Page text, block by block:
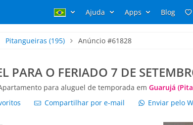
Ajuda Apps Blog
Pitangueiras (195) Anúncio #61828
PARA O FERIADO 7 DE
para aluguel de temporada em Guarujá
Compartilhar por e-mail Enviar pelo